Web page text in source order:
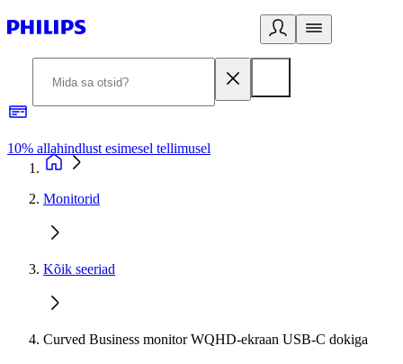
10% allahindlust esimesel tellimusel
Monitorid
Kõik seeriad
Curved Business monitor WQHD-ekraan USB-C dokiga